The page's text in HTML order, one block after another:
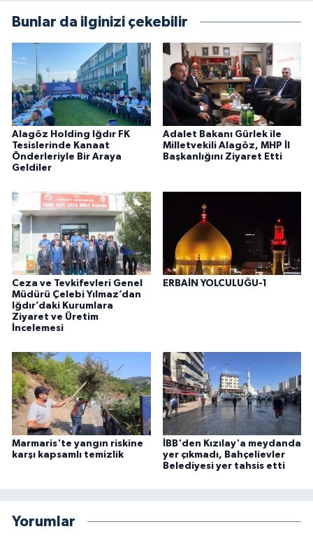
Bunlar da ilginizi çekebilir
Alagöz Holding Iğdır FK
Tesislerinde Kanaat
Önderleriyle Bir Araya
Geldiler
Adalet Bakanı Gürlek ile
Milletvekili Alagöz, MHP İl
Başkanlığını Ziyaret Etti
Ceza ve Tevkifevleri Genel
Müdürü Çelebi Yılmaz’dan
Iğdır’daki Kurumlara
Ziyaret ve Üretim
İncelemesi
ERBAİN YOLCULUĞU-1
Marmaris'te yangın riskine
karşı kapsamlı temizlik
İBB'den Kızılay'a meydanda
yer çıkmadı, Bahçelievler
Belediyesi yer tahsis etti
Yorumlar